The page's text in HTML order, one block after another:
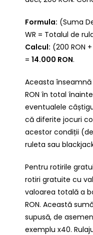
Formula: (Suma
WR = Totalul de
Calcul: (200 RON
= 14.000 RON.
Aceasta înseamnă
RON în total
eventualele
că diferite jocuri
acestor condiții (de
ruleta sau
Pentru rotirile
rotiri gratuite cu
valoarea totală a
RON. Această
supusă, de
exemplu x40.